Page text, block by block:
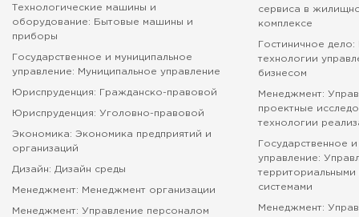
Технологические машины и
оборудование: Бытовые машины и
приборы
Государственное и муниципальное
управление: Муниципальное управление
Юриспруденция: Гражданско-правовой
Юриспруденция: Уголовно-правовой
Экономика: Экономика предприятий и
организаций
Дизайн: Дизайн среды
Менеджмент: Менеджмент организации
Менеджмент: Управление персоналом
сервиса в
комплексе
Гостиничное
технологии
бизнесом
Менеджмент:
проектные
технологии
Государственное
управление:
территориальными
системами
Менеджмент: